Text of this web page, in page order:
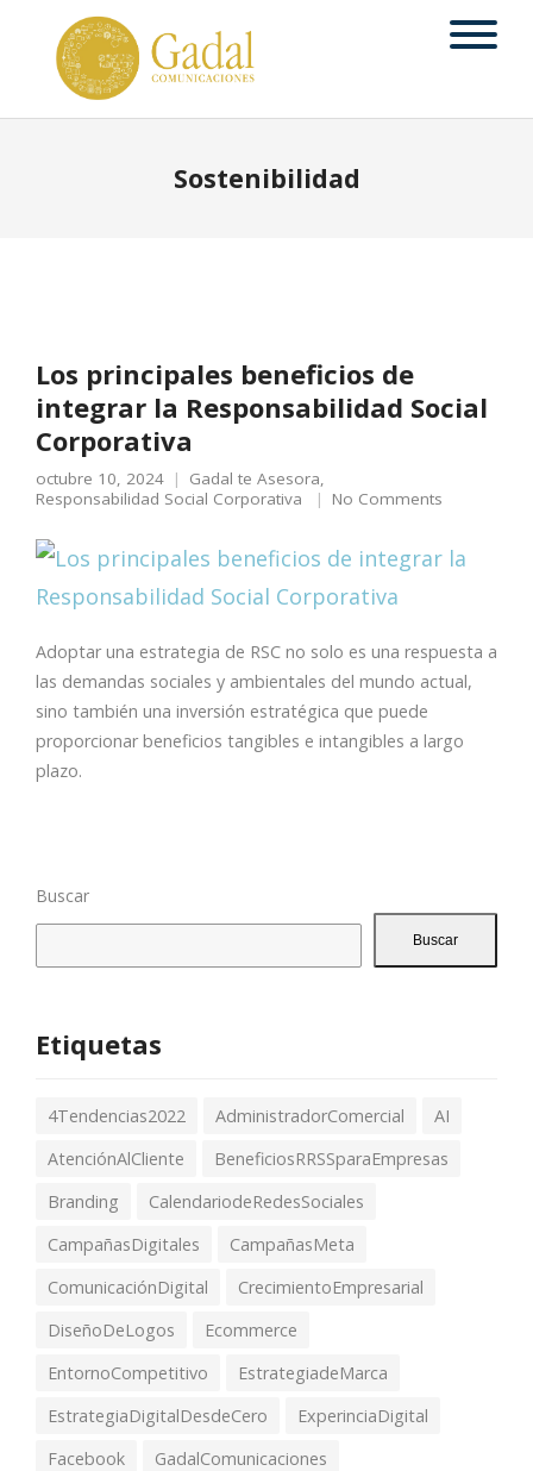
Sostenibilidad
Los principales beneficios de
integrar la Responsabilidad Social
Corporativa
octubre 10, 2024 Gadal te Asesora,
Responsabilidad Social Corporativa
No Comments
Adoptar una estrategia de RSC no solo es una respuesta a
las demandas sociales y ambientales del mundo actual,
sino también una inversión estratégica que puede
proporcionar beneficios tangibles e intangibles a largo
plazo.
Buscar
Buscar
Etiquetas
4Tendencias2022 AdministradorComercial
AI
AtenciónAlCliente
BeneficiosRRSSparaEmpresas
Branding
CalendariodeRedesSociales
CampañasDigitales
CampañasMeta
ComunicaciónDigital
CrecimientoEmpresarial
DiseñoDeLogos
Ecommerce
EntornoCompetitivo
EstrategiadeMarca
EstrategiaDigitalDesdeCero
ExperinciaDigital
Facebook
GadalComunicaciones